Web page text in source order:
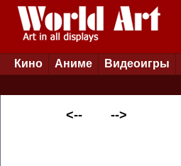
Кино Аниме Видеоигры
<-- -->